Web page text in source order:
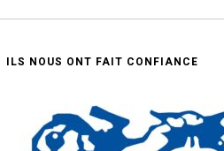
ILS NOUS ONT FAIT CONFIANCE